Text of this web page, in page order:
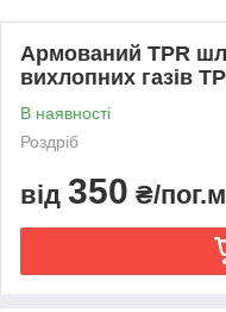
Армований TPR
вихлопних газів
В наявності
Роздріб
від 350 ₴/пог.м